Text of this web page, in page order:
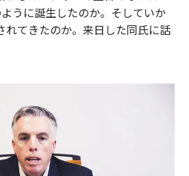
うに誕生したのか。そしていか
れてきたのか。来日した同氏に話